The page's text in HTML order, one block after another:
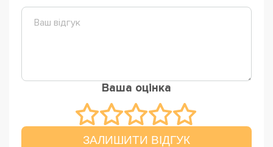
Ваша оцінка
ЗАЛИШИТИ ВІДГУК